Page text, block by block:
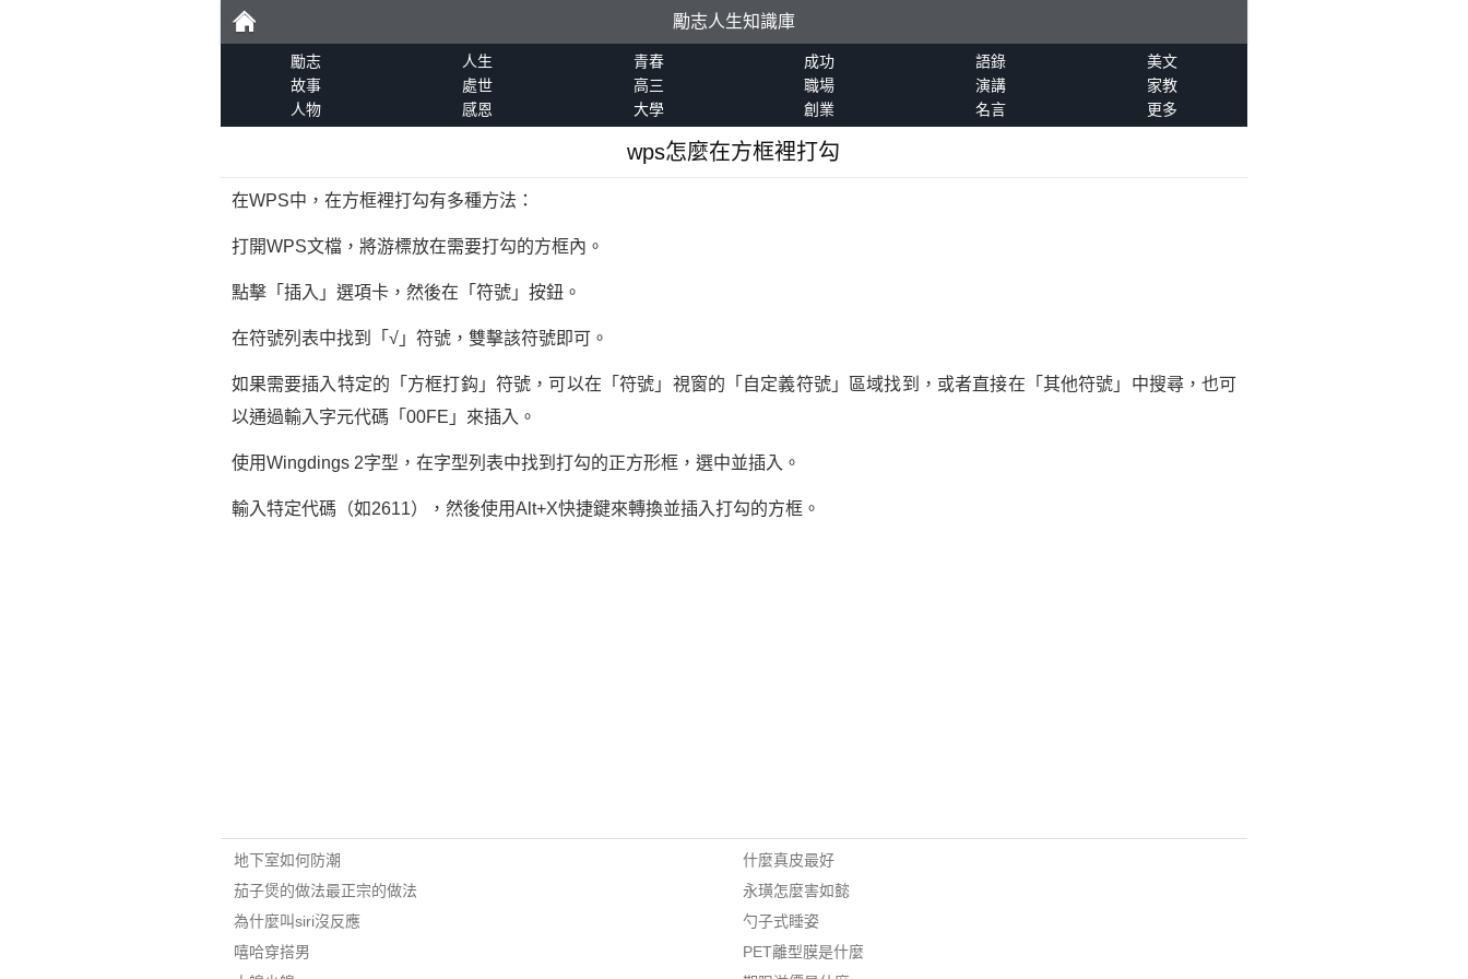
勵
勵志人生知識庫
勵志 人生 青春 成功 語錄
美文
故事
處世 高三 職場 演講
家教
人物
感恩 大學 創業 名言 更多
wps怎麼在方框裡打勾
在WPS中，在方框裡打勾有多種方法：
打開WPS文檔，將游標放在需要打勾的方框內。
點擊「插入」選項卡，然後在「符號」按鈕。
在符號列表中找到「√」符號，雙擊該符號即可。
如果需要插入特定的「方框打鈎」符號，可以在「符號」視窗的「自定義符號」區域找到，或者直接在「其他符號」中搜尋，也可
以通過輸入字元代碼「00FE」來插入。
使用Wingdings 2字型，在字型列表中找到打勾的正方形框，選中並插入。
輸入特定代碼（如2611），然後使用Alt+X快捷鍵來轉換並插入打勾的方框。
地下室如何防潮
茄子煲的做法最正宗的做法
為什麼叫siri沒反應
嘻哈穿搭男
什麼真皮最好
永璜怎麼害如懿
勺子式睡姿
PET離型膜是什麼